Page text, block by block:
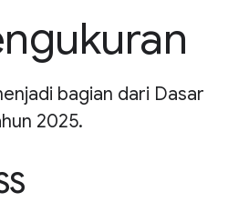
bagian dari Dasar
2025.